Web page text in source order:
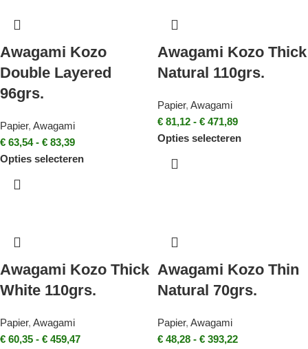
Awagami Kozo
Double Layered
96grs.
Papier, Awagami
€ 63,54 - € 83,39
Opties selecteren
Awagami Kozo Thick
Natural 110grs.
Papier, Awagami
€ 81,12 - € 471,89
Opties selecteren
Awagami Kozo Thick
White 110grs.
Papier, Awagami
€ 60,35 - € 459,47
Awagami Kozo Thin
Natural 70grs.
Papier, Awagami
€ 48,28 - € 393,22